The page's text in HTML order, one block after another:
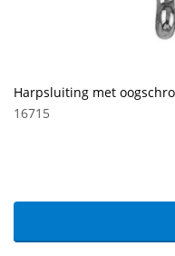
Harpsluiting met
16715